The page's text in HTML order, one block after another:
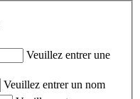
Veuillez entrer une
Veuillez entrer un nom